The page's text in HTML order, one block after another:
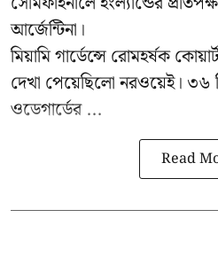
আর্জেন্টিনা।
মিয়ামি গার্ডেন্সে রোমহর্ষক
দেখা পেয়েছিলো নরওয়েই। ৩৬
ওডেগার্ডের ...
Read